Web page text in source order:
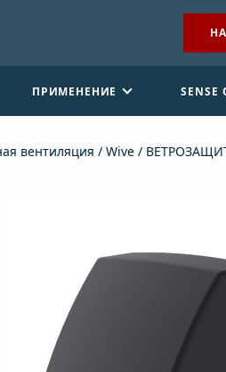
ПРИМЕНЕНИЕ
СВЯЖИТЕСЬ С НАМИ
вентиляция /Wive /